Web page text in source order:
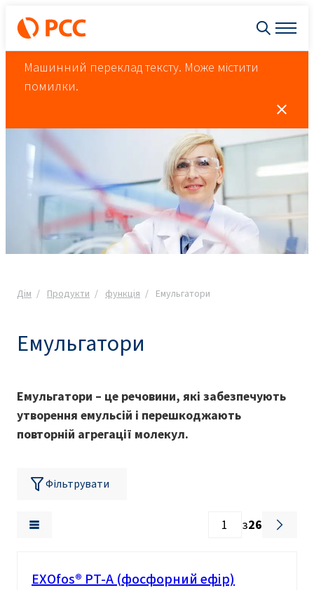
Машинний переклад тексту. Може містити
помилки.
Дім Продукти функція Емульгатори
Емульгатори
Емульгатори – це речовини, які забезпечують
утворення емульсій і перешкоджають
повторній агрегації молекул.
Фільтрувати
з26
EXOfos® PT-A (фосфорний ефір)